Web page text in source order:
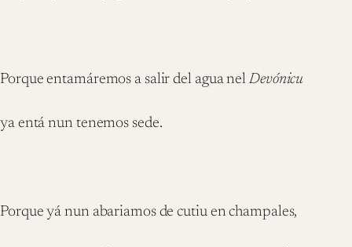
Porque entamáremos a salir del agua nelDevónicu
ya entá nun tenemos sede.
Porque yá nun abariamos de cutiu en champales,